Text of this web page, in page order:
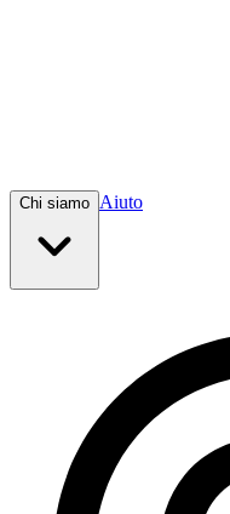
Chi siamo Aiuto